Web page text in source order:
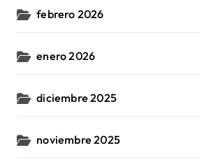
febrero 2026
enero 2026
diciembre 2025
noviembre 2025